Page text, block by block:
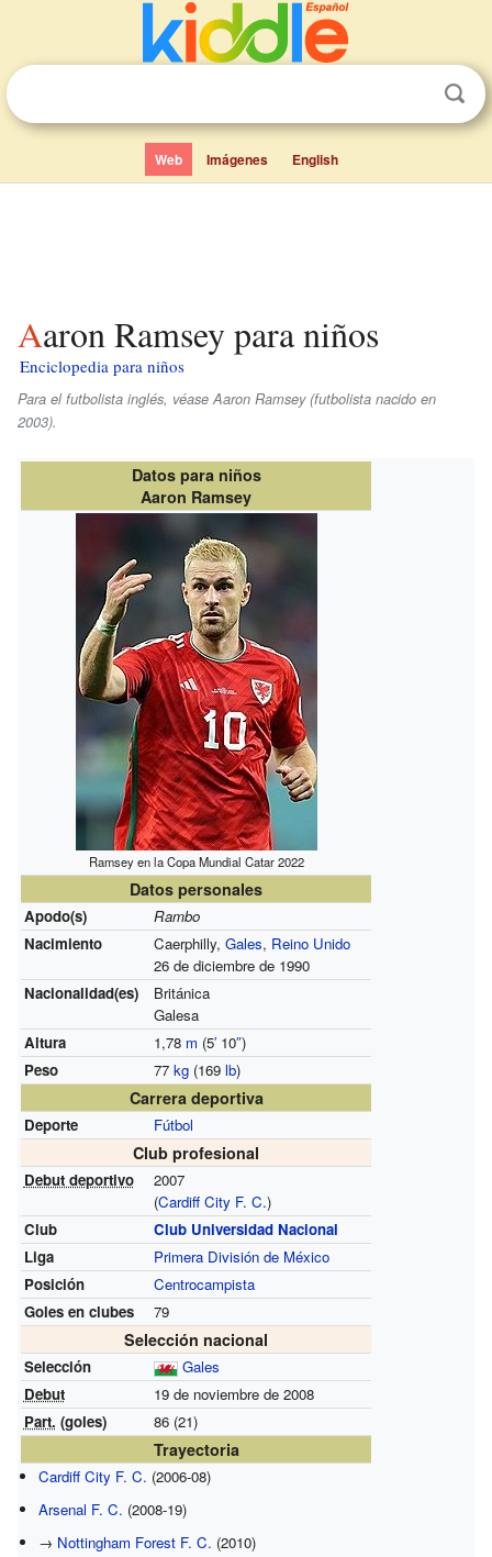
Web Imágenes English
Aaron Ramsey para niños
Enciclopedia para niños
Para el futbolista inglés, véase Aaron Ramsey (futbolista nacido en
2003).
Datos para niños
Aaron Ramsey
Ramsey en la Copa Mundial Catar 2022
Datos personales
Apodo(s)
Rambo
Nacimiento
Caerphilly, Gales, Reino Unido
26 de diciembre de 1990
Nacionalidad(es)
Británica
Galesa
Altura
1,78 m (5′10″)
Peso
77 kg(169 lb)
Carrera deportiva
Deporte Fútbol
Club profesional
Debut deportivo
2007
(Cardiff City F. C.)
Club
Club Universidad Nacional
Liga
Primera División de México
Posición
Centrocampista
Goles en clubes
79
Selección nacional
Selección
Gales
Debut
19 de noviembre de 2008
Part. (goles) 86 (21)
Trayectoria
Cardiff City F. C. (2006-08)
Arsenal F. C. (2008-19)
→ Nottingham Forest F. C. (2010)